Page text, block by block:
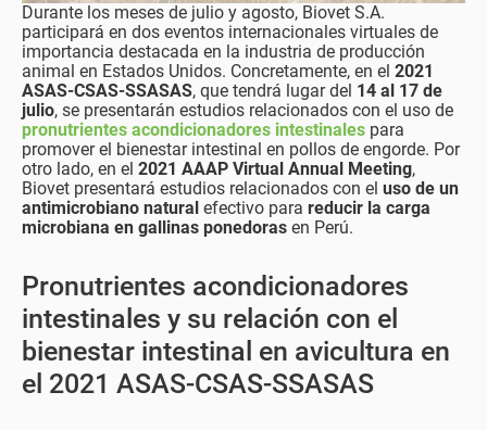
Durante los meses de julio y agosto, Biovet S.A.
participará en dos eventos internacionales virtuales de
importancia destacada en la industria de producción
animal en Estados Unidos. Concretamente, en el 2021
ASAS-CSAS-SSASAS, que tendrá lugar del 14 al 17 de
julio, se presentarán estudios relacionados con el uso de
pronutrientes acondicionadores intestinales para
promover el bienestar intestinal en pollos de engorde. Por
otro lado, en el 2021 AAAP Virtual Annual Meeting,
Biovet presentará estudios relacionados con el uso de un
antimicrobiano natural efectivo para reducir la carga
microbiana en gallinas ponedoras en Perú.
Pronutrientes acondicionadores
intestinales y su relación con el
bienestar intestinal en avicultura en
el 2021 ASAS-CSAS-SSASAS